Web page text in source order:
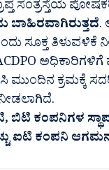
ಸಂತ್ರಸ್ತೆಯ
ಬಾಹಿರವಾಗಿರುತ್ತದೆ.
ಸೂಕ್ತ ತಿಳುವಳಿಕೆ
ಮುಂದಿನ ಕ್ರಮಕ್ಕೆ
ಕಂಪನಿಗಳ
ಐಟಿ ಕಂಪನಿ